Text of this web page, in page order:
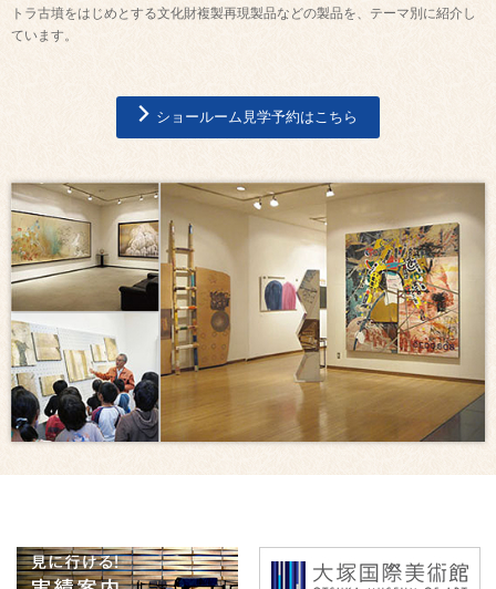
トラ古墳をはじめとする文化財複製再現製品などの製品を、テーマ別に紹介し
ています。
ショールーム見学予約はこちら